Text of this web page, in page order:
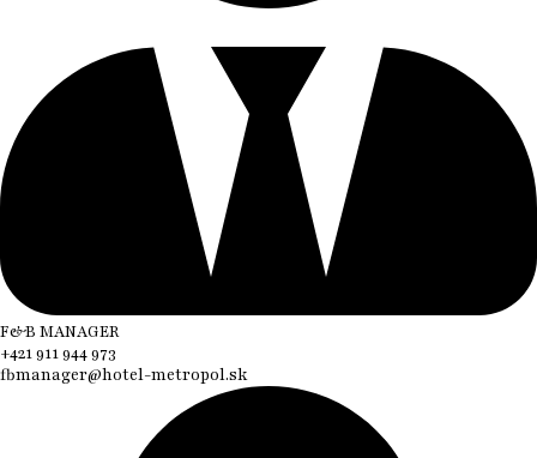
F&B MANAGER
+421 911 944 973
fbmanager@hotel-metropol.sk